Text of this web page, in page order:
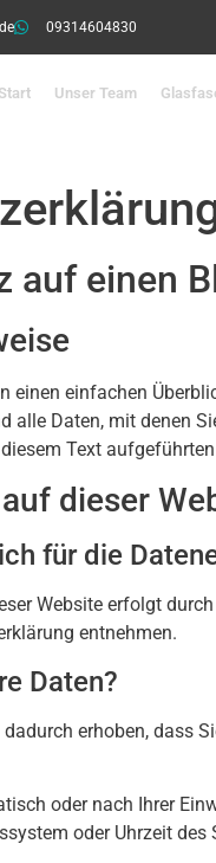
09314604830
Start Unser Team
auf einen
einen einfachen
alle Daten, mit denen
Text
dieser
für die
Website erfolgt
entnehmen.
Daten?
erhoben, dass
oder nach Ihrer
oder Uhrzeit